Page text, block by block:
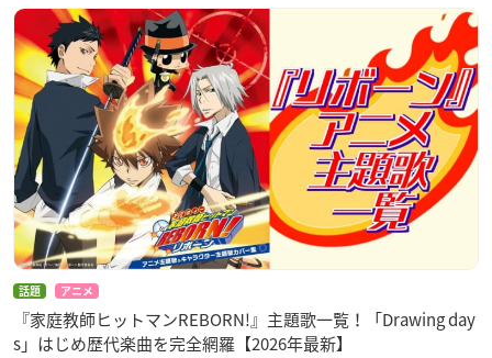
話題 アニメ
『家庭教師ヒットマンREBORN!』主題歌一覧！「Drawing day
s」はじめ歴代楽曲を完全網羅【2026年最新】